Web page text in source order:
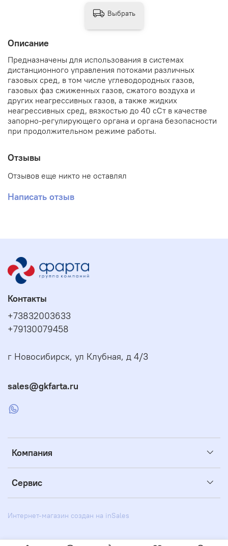
Описание
Предназначены для использования в системах
дистанционного управления потоками различных
газовых сред, в том числе углеводородных газов,
газовых фаз сжиженных газов, сжатого воздуха и
других неагрессивных газов, а также жидких
неагрессивных сред, вязкостью до 40 сСт в качестве
запорно-регулирующего органа и органа безопасности
при продолжительном режиме работы.
Отзывы
Отзывов еще никто не оставлял
Написать отзыв
Выбрать
Компания
Сервис
Контакты
+73832003633
+79130079458
г Новосибирск, ул Клубная, д 4/3
sales@gkfarta.ru
Интернет-магазин создан на inSales